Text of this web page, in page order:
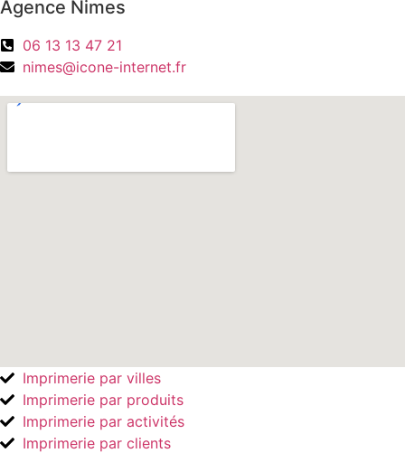
Agence Nimes
06 13 13 47 21
nimes@icone-internet.fr
Imprimerie par villes
Imprimerie par produits
Imprimerie par activités
Imprimerie par clients